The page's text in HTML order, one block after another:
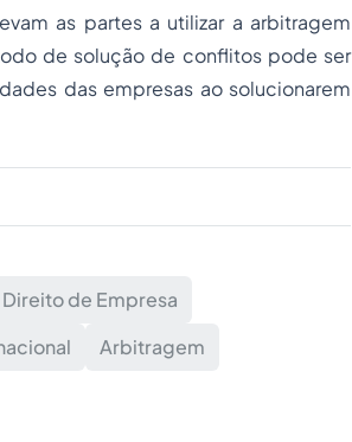
as partes a utilizar a arbitragem
de solução de conflitos pode ser
das empresas ao solucionarem
Direito de Empresa
Arbitragem